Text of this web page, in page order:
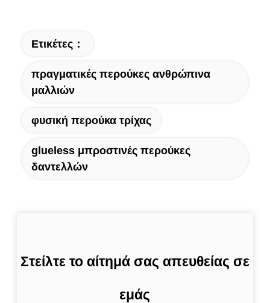
Ετικέτες：
πραγματικές περούκες ανθρώπινα
μαλλιών
φυσική περούκα τρίχας
glueless μπροστινές περούκες
δαντελλών
Στείλτε το αίτημά σας απευθείας σε
εμάς